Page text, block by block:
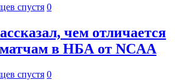
спустя 0
чем отличается
матчам в НБА от NCAA
спустя 0